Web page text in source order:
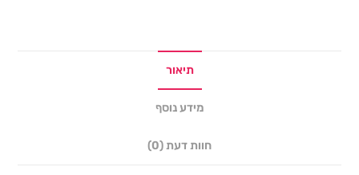
תיאור
מידע נוסף
חוות דעת (0)